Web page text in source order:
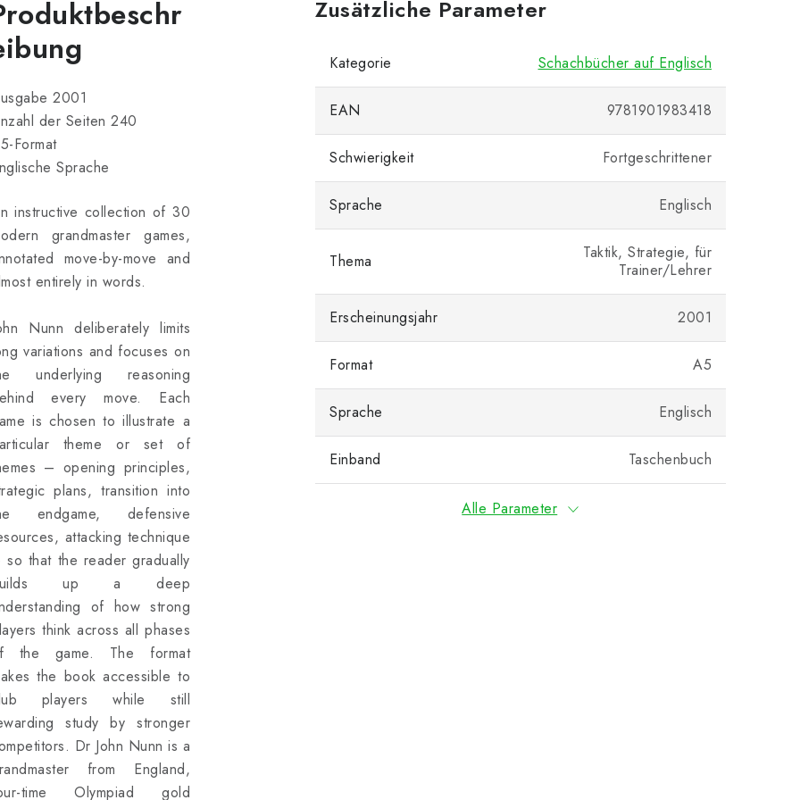
2001
der Seiten 240
Format
Sprache
instructive collection of 30
grandmaster games,
move-by-move and
entirely in words.
Nunn deliberately limits
variations and focuses on
underlying reasoning
every move. Each
is chosen to illustrate a
theme or set of
– opening principles,
plans, transition into
endgame, defensive
attacking technique
so that the reader gradually
up a deep
of how strong
think across all phases
the game. The format
the book accessible to
players while still
study by stronger
Dr John Nunn is a
from England,
time Olympiad gold
Zusätzliche Parameter
Kategorie Schachbücher auf Englisch
EAN 9781901983418
Schwierigkeit Fortgeschrittener
Sprache Englisch
Thema
Taktik, Strategie, für
Trainer/Lehrer
Erscheinungsjahr 2001
Format A5
Sprache Englisch
Einband Taschenbuch
Alle Parameter